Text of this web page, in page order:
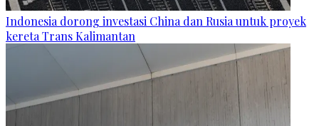
Indonesia dorong investasi China dan Rusia untuk proyek
kereta Trans Kalimantan